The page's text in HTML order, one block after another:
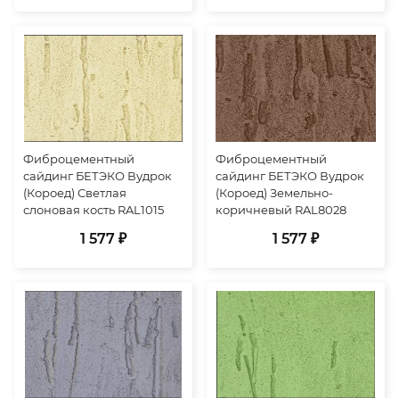
Фиброцементный
сайдинг БЕТЭКО Вудрок
(Короед) Светлая
слоновая кость RAL1015
1 577 ₽
Фиброцементный
сайдинг БЕТЭКО Вудрок
(Короед) Земельно-
коричневый RAL8028
1 577 ₽